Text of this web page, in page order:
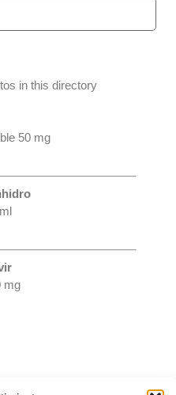
in this directory
50 mg
mg